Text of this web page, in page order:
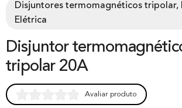
Disjuntores termomagnéticos tripolar,
Elétrica
Disjuntor termomagnético 3kA
tripolar 20A
Avaliar produto